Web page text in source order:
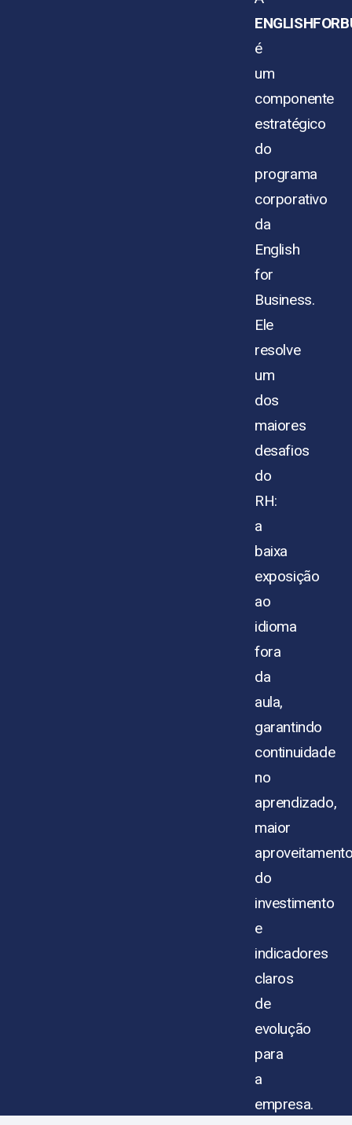
é
um
componente
estratégico
do
programa
corporativo
da
English
for
Business.
Ele
resolve
um
dos
maiores
desafios
do
RH:
a
baixa
exposição
ao
idioma
fora
da
aula,
garantindo
continuidade
no
aprendizado,
maior
do
investimento
e
indicadores
claros
de
evolução
para
a
empresa.